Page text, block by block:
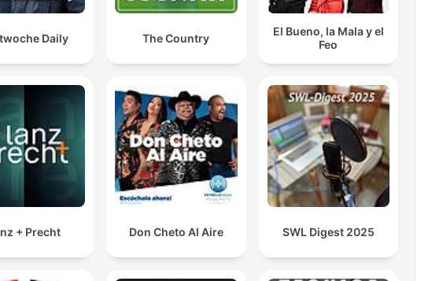
Daily The Country
El Bueno, la Mala y el
Feo
+ Precht Don Cheto Al Aire SWL Digest 2025